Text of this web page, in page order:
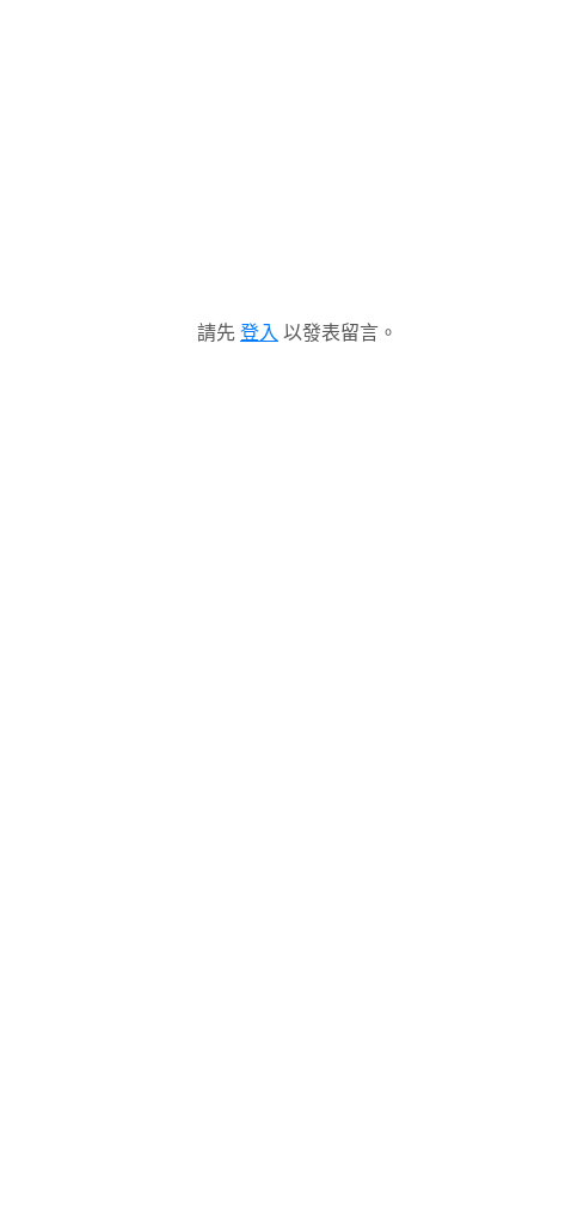
請先 登入 以發表留言。